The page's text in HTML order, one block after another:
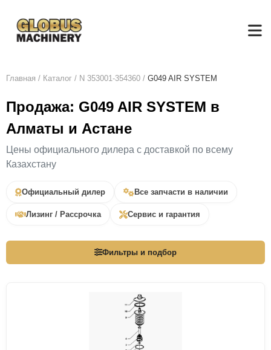
Главная / Каталог / N 353001-354360 / G049 AIR SYSTEM
Продажа: G049 AIR SYSTEM в
Алматы и Астане
Цены официального дилера с доставкой по всему
Казахстану
Официальный дилер Все запчасти в наличии
Лизинг / Рассрочка Сервис и гарантия
Фильтры и подбор